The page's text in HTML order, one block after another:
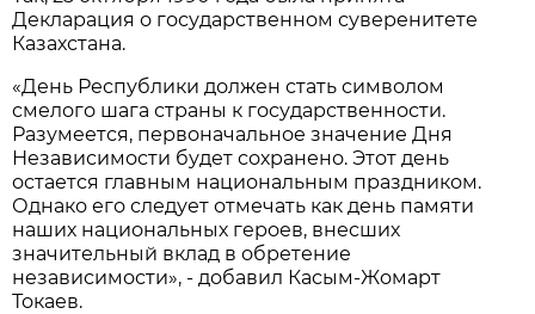
Декларация о государственном суверенитете
Казахстана.
«День Республики должен стать символом
смелого шага страны к государственности.
Разумеется, первоначальное значение Дня
Независимости будет сохранено. Этот день
остается главным национальным праздником.
Однако его следует отмечать как день памяти
наших национальных героев, внесших
значительный вклад в обретение
независимости», - добавил Касым-Жомарт
Токаев.